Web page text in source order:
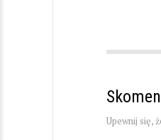
Upewnij się,